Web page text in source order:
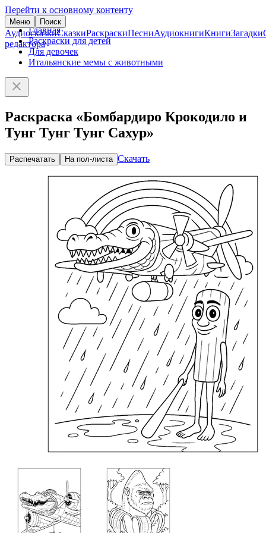
Перейти к основному контенту
Меню Поиск
АудиосказкиСказкиРаскраскиПесниАудиокнигиКнигиЗагадки
редактора
Главная
Раскраски для детей
Для девочек
Итальянские мемы с животными
Раскраска «Бомбардиро Крокодило и
Тунг Тунг Тунг Сахур»
Распечатать На пол-листа Скачать